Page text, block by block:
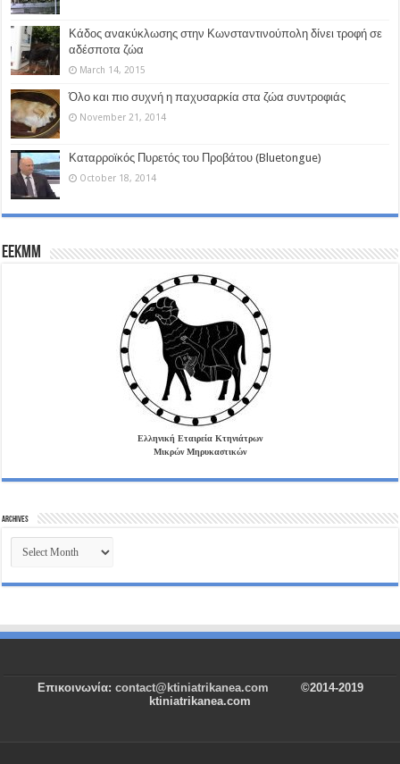
Κάδος ανακύκλωσης στην Κωνσταντινούπολη δίνει τροφή σε
αδέσποτα ζώα
March 14, 2015
Όλο και πιο συχνή η παχυσαρκία στα ζώα συντροφιάς
November 21, 2014
Καταρροϊκός Πυρετός του Προβάτου (Bluetongue)
October 18, 2014
EEKMM
Ελληνική Εταιρεία Κτηνιάτρων
Μικρών Μηρυκαστικών
Archives
Archives
Επικοινωνία: contact@ktiniatrikanea.com ©2014-2019
ktiniatrikanea.com